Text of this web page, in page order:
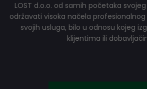
LOST d.o.o. od samih početaka
održavati visoka načela
svojih usluga, bilo u odnosu kojeg
klijentima ili